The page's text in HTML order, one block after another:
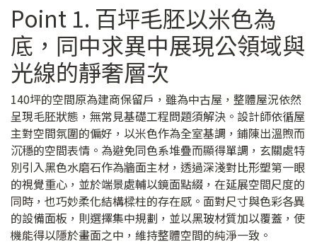
Point 1. 百坪毛胚以米色為
底，同中求異中展現公領域與
光線的靜奢層次
140坪的空間原為建商保留戶，雖為中古屋，整體屋況依然
呈現毛胚狀態，無常見基礎工程問題須解決。設計師依循屋
主對空間氛圍的偏好，以米色作為全室基調，鋪陳出溫煦而
沉穩的空間表情。為避免同色系堆疊而顯得單調，玄關處特
別引入黑色水磨石作為牆面主材，透過深淺對比形塑第一眼
的視覺重心，並於端景處輔以鏡面點綴，在延展空間尺度的
同時，也巧妙柔化結構樑柱的存在感。面對尺寸與色彩各異
的設備面板，則選擇集中規劃，並以黑玻材質加以覆蓋，使
機能得以隱於畫面之中，維持整體空間的純淨一致。